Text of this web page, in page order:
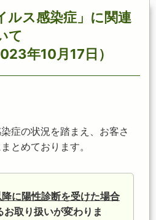
ルス感染症」に関連
て
年10月17日）
症の状況を踏まえ、お客さ
とめております。
に陽性診断を受けた場合
お取り扱いが変わりま